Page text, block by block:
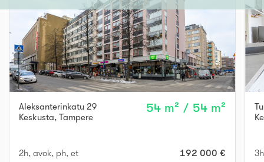
Aleksanterinkatu 29
Keskusta, Tampere
54 m² / 54 m²
2h, avok, ph, et 192 000 €